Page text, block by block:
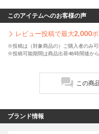
このアイテムへのお客様の声
レビュー投稿で最大2,000
※投稿は（対象商品の）ご購入者のみ
※投稿可能期間は商品出荷48時間後か
この商
ブランド情報